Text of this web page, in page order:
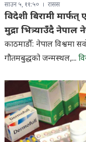
साउन ५, ११:५० रासस
विदेशी बिरामी
मुद्रा भित्र्याउँदै नेपाल
काठमाडौँ: नेपाल विश्वमा
गौतमबुद्धको जन्मस्थल,...